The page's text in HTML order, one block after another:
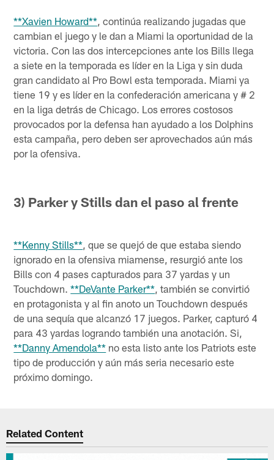
**Xavien Howard** , continúa realizando jugadas que
cambian el juego y le dan a Miami la oportunidad de la
victoria. Con las dos intercepciones ante los Bills llega
a siete en la temporada es líder en la Liga y sin duda
gran candidato al Pro Bowl esta temporada. Miami ya
tiene 19 y es líder en la confederación americana y # 2
en la liga detrás de Chicago. Los errores costosos
provocados por la defensa han ayudado a los Dolphins
esta campaña, pero deben ser aprovechados aún más
por la ofensiva.
3) Parker y Stills dan el paso al frente
**Kenny Stills**, que se quejó de que estaba siendo
ignorado en la ofensiva miamense, resurgió ante los
Bills con 4 pases capturados para 37 yardas y un
Touchdown.**DeVante Parker**, también se convirtió
en protagonista y al fin anoto un Touchdown después
de una sequía que alcanzó 17 juegos. Parker, capturó 4
para 43 yardas logrando también una anotación. Si,
**Danny Amendola** no esta listo ante los Patriots este
tipo de producción y aún más seria necesario este
próximo domingo.
Related Content